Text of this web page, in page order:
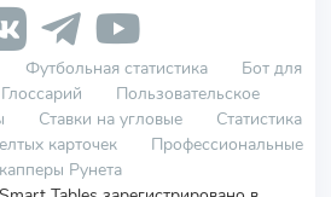
Футбольная статистика
Бот для
Глоссарий
Пользовательское
Ставки на угловые
Статистика
карточек
Профессиональные
капперы Рунета